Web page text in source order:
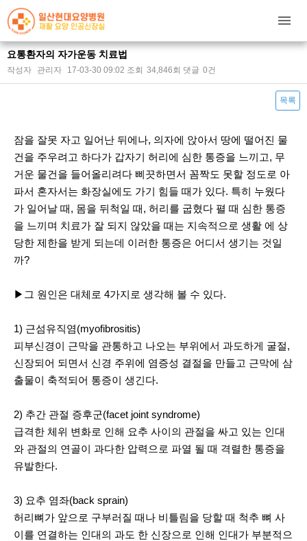
요통환자의 자가운동 치료법
작성자 관리자 17-03-30 09:02 조회 34,846회 댓글 0건
목록
잠을 잘못 자고 일어난 뒤에나, 의자에 앉아서 땅에 떨어진 물
건을 주우려고 하다가 갑자기 허리에 심한 통증을 느끼고, 무
거운 물건을 들어올리려다 삐끗하면서 꼼짝도 못할 정도로 아
파서 혼자서는 화장실에도 가기 힘들 때가 있다. 특히 누웠다
가 일어날 때, 몸을 뒤척일 때, 허리를 굽혔다 펼 때 심한 통증
을 느끼며 치료가 잘 되지 않았을 때는 지속적으로 생활 에 상
당한 제한을 받게 되는데 이러한 통증은 어디서 생기는 것일
까?
▶그 원인은 대체로 4가지로 생각해 볼 수 있다.
1) 근섬유직염(myofibrositis)
피부신경이 근막을 관통하고 나오는 부위에서 과도하게 굴절,
신장되어 되면서 신경 주위에 염증성 결절을 만들고 근막에 삼
출물이 축적되어 통증이 생긴다.
2) 추간 관절 증후군(facet joint syndrome)
급격한 체위 변화로 인해 요추 사이의 관절을 싸고 있는 인대
와 관절의 연골이 과다한 압력으로 파열 될 때 격렬한 통증을
유발한다.
3) 요추 염좌(back sprain)
허리뼈가 앞으로 구부러질 때나 비틀림을 당할 때 척추 뼈 사
이를 연결하는 인대의 과도 한 신장으로 인해 인대가 부분적으